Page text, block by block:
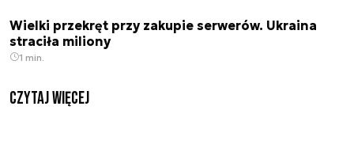
Wielki przekręt przy zakupie serwerów. Ukraina
straciła miliony
1 min.
czytaj więcej